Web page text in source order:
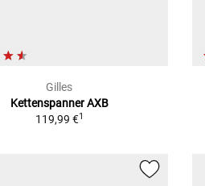
Gilles
Kettenspanner AXB
119,99 €1